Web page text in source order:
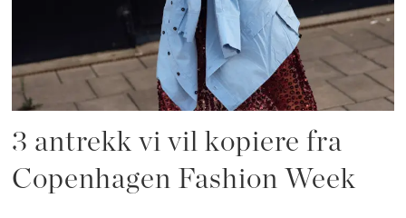
3 antrekk vi vil kopiere fra
Copenhagen Fashion Week